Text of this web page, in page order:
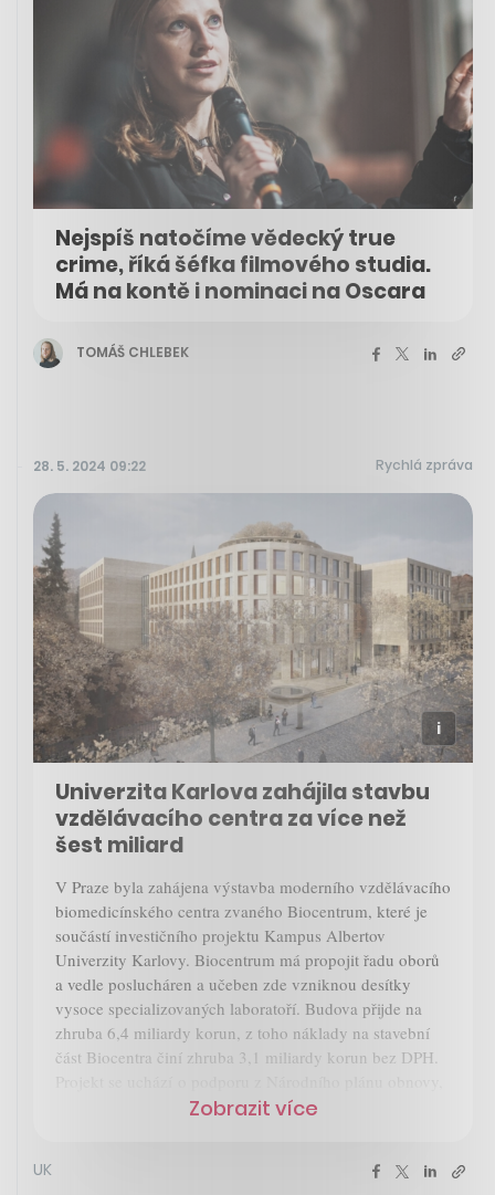
Nejspíš natočíme vědecký true
crime, říká šéfka filmového studia.
Má na kontě i nominaci na Oscara
TOMÁŠ CHLEBEK
28. 5. 2024 09:22 Rychlá zpráva
Univerzita Karlova zahájila stavbu
vzdělávacího centra za více než
šest miliard
V Praze byla zahájena výstavba moderního vzdělávacího
biomedicínského centra zvaného Biocentrum, které je
součástí investičního projektu Kampus Albertov
Univerzity Karlovy. Biocentrum má propojit řadu oborů
a vedle poslucháren a učeben zde vzniknou desítky
vysoce specializovaných laboratoří. Budova přijde na
zhruba 6,4 miliardy korun, z toho náklady na stavební
část Biocentra činí zhruba 3,1 miliardy korun bez DPH.
Zobrazit více
UK